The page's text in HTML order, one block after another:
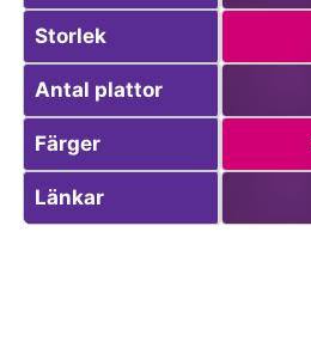
Storlek
Antal plattor
Färger
Länkar